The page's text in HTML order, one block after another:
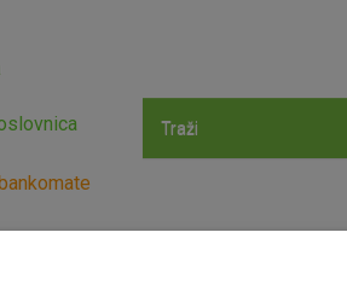
Traži